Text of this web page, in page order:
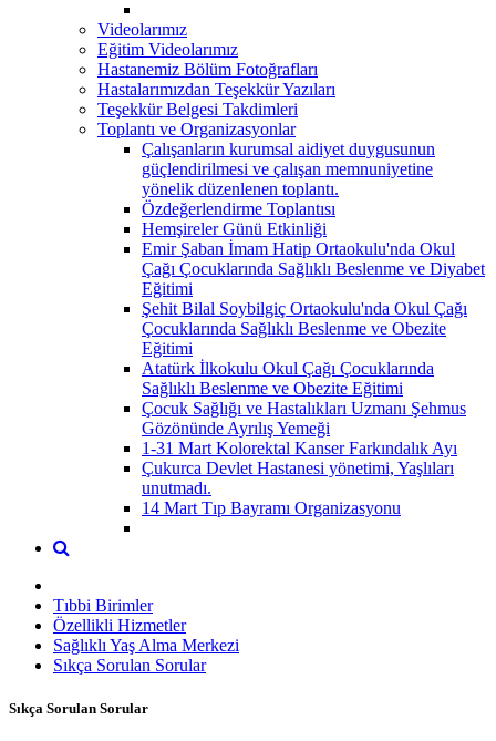
Videolarımız
Eğitim Videolarımız
Hastanemiz Bölüm Fotoğrafları
Hastalarımızdan Teşekkür Yazıları
Teşekkür Belgesi Takdimleri
Toplantı ve Organizasyonlar
Çalışanların kurumsal aidiyet duygusunun
güçlendirilmesi ve çalışan memnuniyetine
yönelik düzenlenen toplantı.
Özdeğerlendirme Toplantısı
Hemşireler Günü Etkinliği
Emir Şaban İmam Hatip Ortaokulu'nda Okul
Çağı Çocuklarında Sağlıklı Beslenme ve Diyabet
Eğitimi
Şehit Bilal Soybilgiç Ortaokulu'nda Okul Çağı
Çocuklarında Sağlıklı Beslenme ve Obezite
Eğitimi
Atatürk İlkokulu Okul Çağı Çocuklarında
Sağlıklı Beslenme ve Obezite Eğitimi
Çocuk Sağlığı ve Hastalıkları Uzmanı Şehmus
Gözönünde Ayrılış Yemeği
1-31 Mart Kolorektal Kanser Farkındalık Ayı
Çukurca Devlet Hastanesi yönetimi, Yaşlıları
unutmadı.
14 Mart Tıp Bayramı Organizasyonu
Tıbbi Birimler
Özellikli Hizmetler
Sağlıklı Yaş Alma Merkezi
Sıkça Sorulan Sorular
Sıkça Sorulan Sorular